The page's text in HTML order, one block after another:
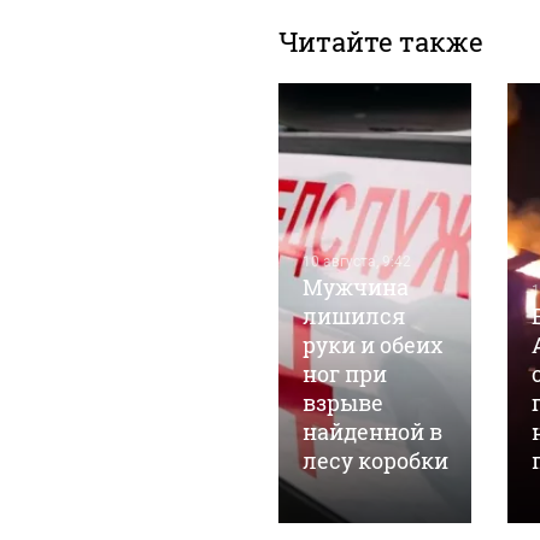
Читайте также
10 августа, 9:42
Мужчина
лишился
руки и обеих
ног при
взрыве
найденной в
лесу коробки